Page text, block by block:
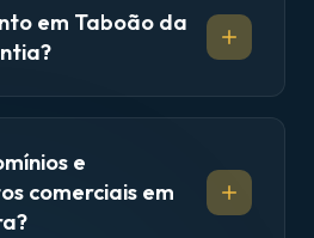
em Taboão da
e
comerciais em